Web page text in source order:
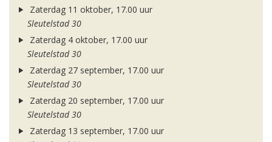
Zaterdag 11 oktober, 17.00 uur
Sleutelstad 30
Zaterdag 4 oktober, 17.00 uur
Sleutelstad 30
Zaterdag 27 september, 17.00 uur
Sleutelstad 30
Zaterdag 20 september, 17.00 uur
Sleutelstad 30
Zaterdag 13 september, 17.00 uur